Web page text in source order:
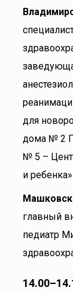
для
дома № 2
№ 5 –
и ребенка»
главный
педиатр